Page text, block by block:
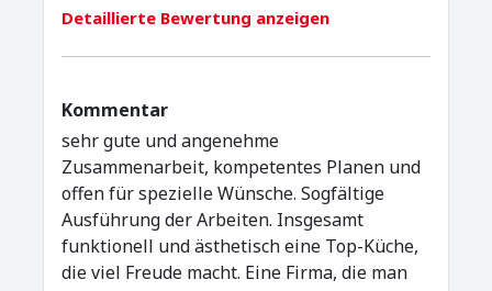
Detaillierte Bewertung anzeigen
Kommentar
sehr gute und angenehme
Zusammenarbeit, kompetentes Planen und
offen für spezielle Wünsche. Sogfältige
Ausführung der Arbeiten. Insgesamt
funktionell und ästhetisch eine Top-Küche,
die viel Freude macht. Eine Firma, die man